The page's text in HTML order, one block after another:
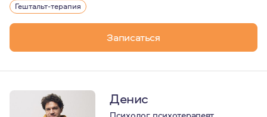
Гештальт-терапия
Записаться
Денис